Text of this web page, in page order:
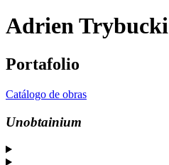
AdrienTrybucki
Portafolio
Catálogo de obras
Unobtainium